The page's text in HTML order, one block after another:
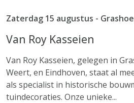
Zaterdag 15 augustus -
Van Roy Kasseien
Van Roy Kasseien, gelegen in
Weert, en Eindhoven, staat al
als specialist in historische
tuindecoraties. Onze unieke...